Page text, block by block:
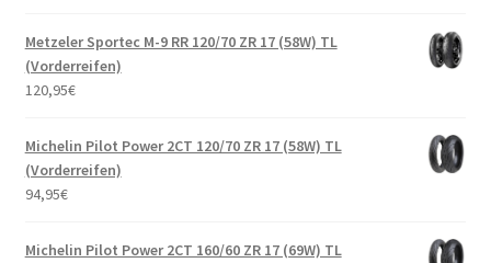
Metzeler Sportec M-9 RR 120/70 ZR 17 (58W) TL
(Vorderreifen)
120,95€
Michelin Pilot Power 2CT 120/70 ZR 17 (58W) TL
(Vorderreifen)
94,95€
Michelin Pilot Power 2CT 160/60 ZR 17 (69W) TL